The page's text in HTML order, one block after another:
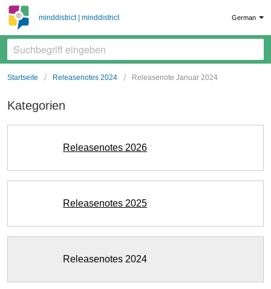
minddistrict | minddistrict German
Startseite Releasenotes 2024 Releasenote Januar 2024
Kategorien
Releasenotes 2026
Releasenotes 2025
Releasenotes 2024